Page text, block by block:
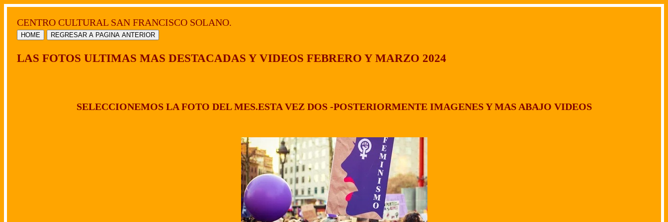
CENTRO CULTURAL SAN FRANCISCO SOLANO.
HOME REGRESAR A PAGINA ANTERIOR
LAS FOTOS ULTIMAS MAS DESTACADAS Y VIDEOS FEBRERO Y MARZO 2024
SELECCIONEMOS LA FOTO DEL MES.ESTA VEZ DOS -POSTERIORMENTE IMAGENES Y MAS ABAJO VIDEOS